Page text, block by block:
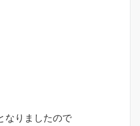
なりましたので